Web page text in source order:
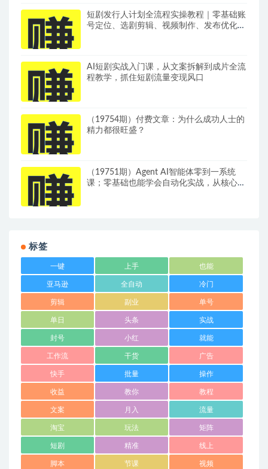
短剧发行人计划全流程实操教程｜零基础账
号定位、选剧剪辑、视频制作、发布优化一
AI短剧实战入门课，从文案拆解到成片全流
程教学，抓住短剧流量变现风口
（19754期）付费文章：为什么成功人士的
精力都很旺盛？
（19751期）Agent AI智能体零到一系统
课；零基础也能学会自动化实战，从核心概
标签
一键 上手 也能
亚马逊 全自动 冷门
剪辑 副业 单号
单日 头条 实战
封号 小红 就能
工作流 干货 广告
快手 批量 操作
收益 教你 教程
文案 月入 流量
淘宝 玩法 矩阵
短剧 精准 线上
脚本 节课 视频